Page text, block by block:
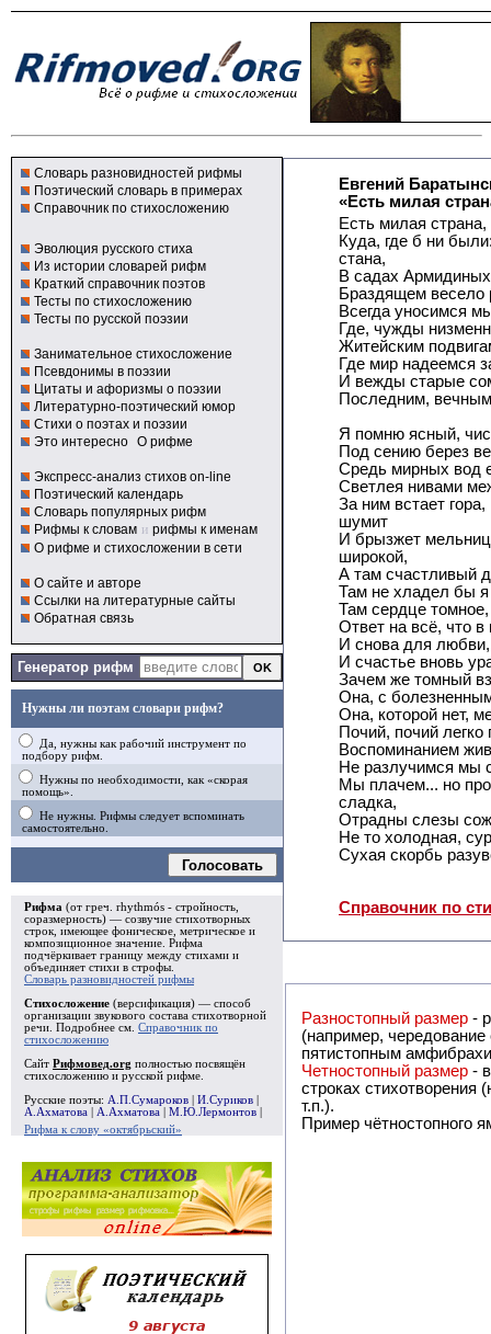
Словарь разновидностей рифмы
Поэтический словарь в примерах
Справочник по стихосложению
Эволюция русского стиха
Из истории словарей рифм
Краткий справочник поэтов
Тесты по стихосложению
Тесты по русской поэзии
Занимательное стихосложение
Псевдонимы в поэзии
Цитаты и афоризмы о поэзии
Литературно-поэтический юмор
Стихи о поэтах и поэзии
Это интересно О рифме
Экспресс-анализ стихов on-line
Поэтический календарь
Словарь популярных рифм
Рифмы к словам и рифмы к именам
О рифме и стихосложении в сети
О сайте и авторе
Ссылки на литературные сайты
Обратная связь
Генератор рифм
Нужны ли поэтам словари рифм?
Да, нужны как рабочий инструмент по
подбору рифм.
Нужны по необходимости, как «скорая
помощь».
Не нужны. Рифмы следует вспоминать
самостоятельно.
Голосовать
Рифма (от греч. rhythmós - стройность,
соразмерность) — созвучие стихотворных
строк, имеющее фоническое, метрическое и
композиционное значение. Рифма
подчёркивает границу между стихами и
объединяет стихи в строфы
Словарь разновидностей рифмы
Стихосложение (версификация) — способ
организации звукового состава стихотворной
речи. Подробнее см. Справочник по
стихосложению
Сайт Рифмовед.org полностью посвящён
стихосложению и русской рифме.
Русские поэты: А.П.Сумароков И.Суриков
А.Ахматова
А.Ахматова М.Ю.Лермонтов
Рифма к слову «октябрьский»
Евгений
«Есть милая
Есть милая
Куда, где б ни
стана,
В садах
Браздящем весело
Всегда уносимся
Где, чужды
Житейским
Где мир надеемся
И вежды старые
Последним,
Я помню ясный,
Под сению берез
Средь мирных вод
Светлея нивами
За ним встает
шумит
И брызжет
широкой,
А там счастливый
Там не хладел бы я
Там сердце
Ответ на всё, что в
И снова для
И счастье вновь
Зачем же томный
Она, с
Она, которой нет,
Почий, почий
Воспоминанием
Не разлучимся мы
Мы плачем... но
сладка,
Отрадны слезы
Не то холодная,
Сухая скорбь
Справочник по
Разностопный размер -
(например, чередование строк, написанных двухстопным и трёхстопным дактилем или четырёхстопным и
пятистопным
Четностопный размер -
строках стихотворения (например, комбинации строк, написанных
т.п.).
Пример чётностопного